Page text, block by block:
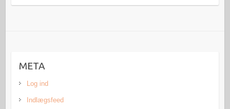
META
Log ind
Indlægsfeed